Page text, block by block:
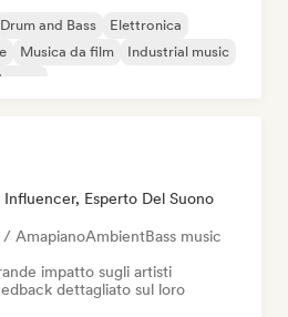
Drum and Bass
Elettronica
Musica da film
Industrial music
Influencer, Esperto Del Suono
AmapianoAmbientBass music
impatto sugli artisti
dettagliato sul loro